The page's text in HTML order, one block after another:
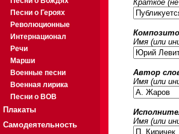
Песни о Героях
Революционные
Интернационал
Речи
Марши
Военные песни
Военная лирика
Песни о ВОВ
Плакаты
Самодеятельность
Краткое
Имя (или
Автор
Имя (или
Имя (или